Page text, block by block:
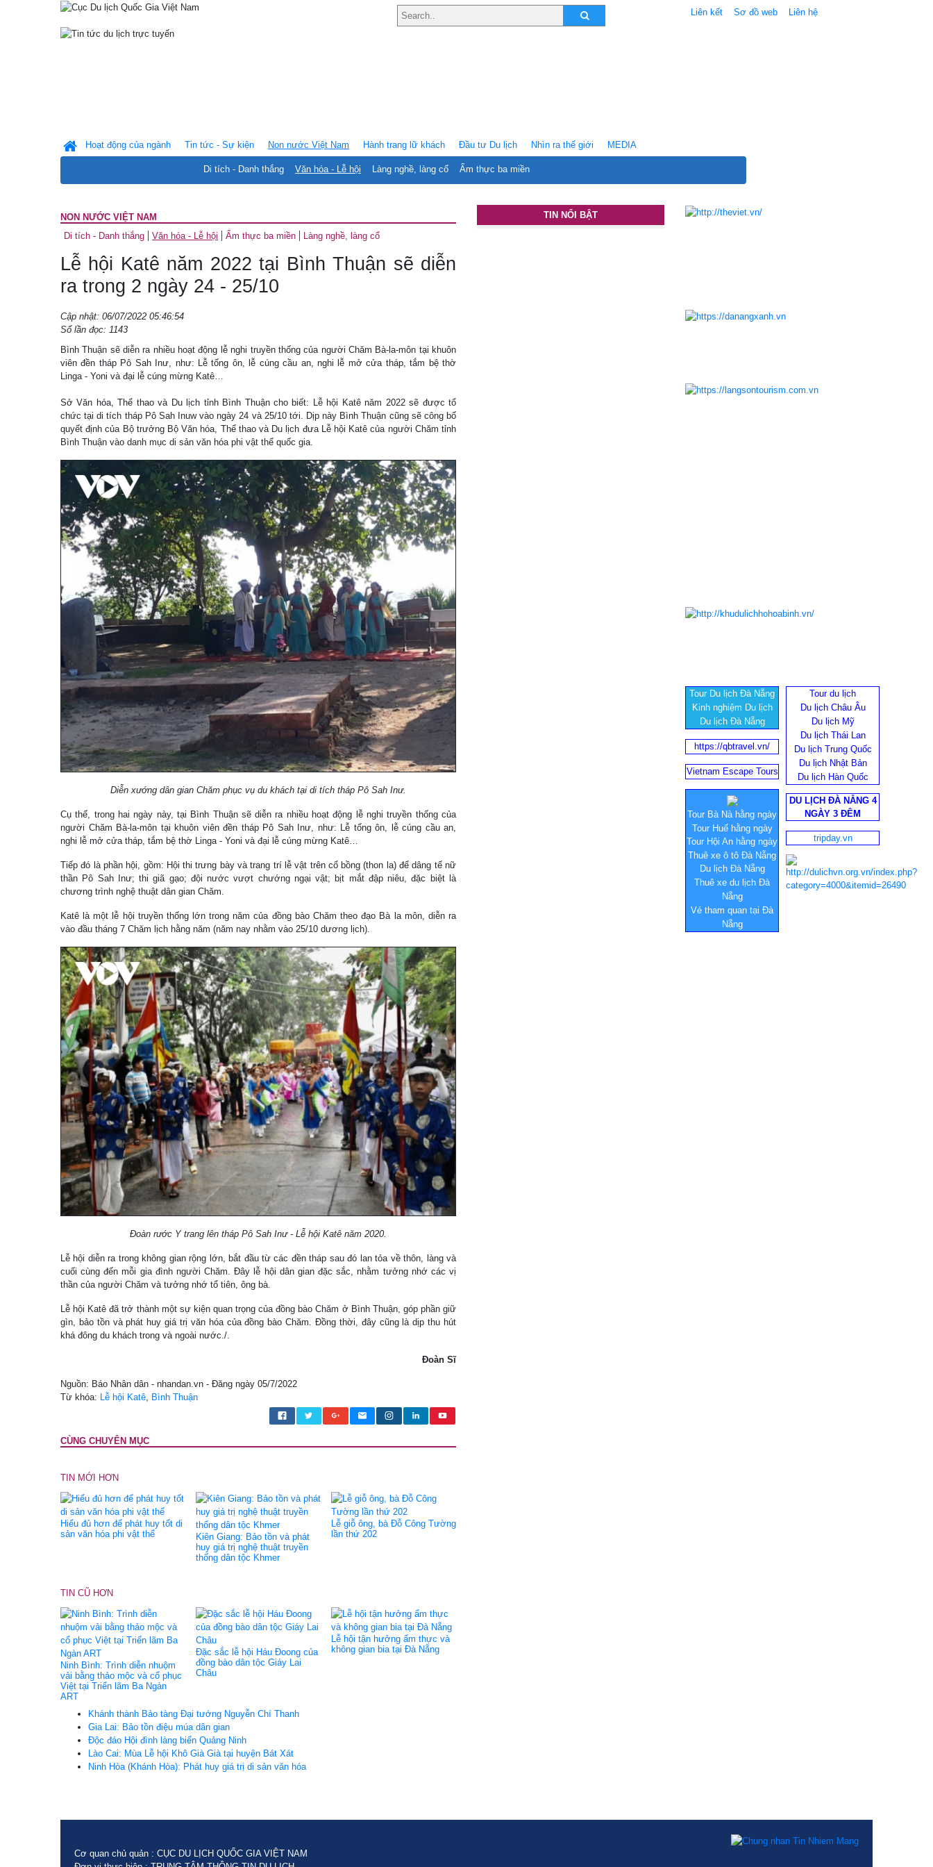
Liên kết Sơ đồ web Liên hệ
Hoạt động của ngành Tin tức - Sự kiện Non nước Việt Nam
Di tích - Danh thắng Văn hóa - Lễ hội Làng nghề, làng cổ Ẩm thực ba miền
Hành trang lữ khách Ðầu tư Du lịch Nhìn ra thế giới MEDIA
NON NƯỚC VIỆT NAM
Di tích - Danh thắng
Văn hóa - Lễ hội Ẩm thực ba miền Làng nghề, làng cổ
Lễ hội Katê năm 2022 tại Bình Thuận sẽ diễn
ra trong 2 ngày 24 - 25/10
Cập nhật: 06/07/2022 05:46:54
Số lần đọc: 1143
Bình Thuận sẽ diễn ra nhiều hoạt động lễ nghi truyền thống của người Chăm Bà-la-môn tại khuôn
viên đền tháp Pô Sah Inư, như: Lễ tống ôn, lễ cúng cầu an, nghi lễ mở cửa tháp, tắm bệ thờ
Linga - Yoni và đại lễ cúng mừng Katê…
Sở Văn hóa, Thể thao và Du lịch tỉnh Bình Thuận cho biết: Lễ hội Katê năm 2022 sẽ được tổ
chức tại di tích tháp Pô Sah Inuw vào ngày 24 và 25/10 tới. Dịp này Bình Thuận cũng sẽ công bố
quyết định của Bộ trưởng Bộ Văn hóa, Thể thao và Du lịch đưa Lễ hội Katê của người Chăm tỉnh
Bình Thuận vào danh mục di sản văn hóa phi vật thể quốc gia.
Diễn xướng dân gian Chăm phục vụ du khách tại di tích tháp Pô Sah Inư.
Cụ thể, trong hai ngày này, tại Bình Thuận sẽ diễn ra nhiều hoạt động lễ nghi truyền thống của
người Chăm Bà-la-môn tại khuôn viên đền tháp Pô Sah Inư, như: Lễ tống ôn, lễ cúng cầu an,
nghi lễ mở cửa tháp, tắm bệ thờ Linga - Yoni và đại lễ cúng mừng Katê…
Tiếp đó là phần hội, gồm: Hội thi trưng bày và trang trí lễ vật trên cổ bồng (thon la) để dâng tế nữ
thần Pô Sah Inư; thi giã gạo; đội nước vượt chướng ngại vật; bịt mắt đập niêu, đặc biệt là
chương trình nghệ thuật dân gian Chăm.
Katê là một lễ hội truyền thống lớn trong năm của đồng bào Chăm theo đạo Bà la môn, diễn ra
vào đầu tháng 7 Chăm lịch hằng năm (năm nay nhằm vào 25/10 dương lịch).
Đoàn rước Y trang lên tháp Pô Sah Inư - Lễ hội Katê năm 2020.
Lễ hội diễn ra trong không gian rộng lớn, bắt đầu từ các đền tháp sau đó lan tỏa về thôn, làng và
cuối cùng đến mỗi gia đình người Chăm. Đây lễ hội dân gian đặc sắc, nhằm tưởng nhớ các vị
thần của người Chăm và tưởng nhớ tổ tiên, ông bà.
Lễ hội Katê đã trở thành một sự kiện quan trọng của đồng bào Chăm ở Bình Thuận, góp phần giữ
gìn, bảo tồn và phát huy giá trị văn hóa của đồng bào Chăm. Đồng thời, đây cũng là dịp thu hút
khá đông du khách trong và ngoài nước./.
Đoàn Sĩ
Nguồn: Báo Nhân dân - nhandan.vn - Đăng ngày 05/7/2022
Từ khóa: Lễ hội Katê, Bình Thuận
CÙNG CHUYÊN MỤC
TIN MỚI HƠN
Hiểu đủ hơn để phát huy tốt di
sản văn hóa phi vật thể
Kiên Giang: Bảo tồn và phát
huy giá trị nghệ thuật truyền
thống dân tộc Khmer
Lễ giỗ ông, bà Đỗ Công Tường
lần thứ 202
TIN CŨ HƠN
Ninh Bình: Trình diễn nhuộm
vải bằng thảo mộc và cổ phục
Việt tại Triển lãm Ba Ngàn
ART
Đặc sắc lễ hội Háu Đoong của
đồng bào dân tộc Giáy Lai
Châu
Lễ hội tận hưởng ẩm thực và
không gian bia tại Đà Nẵng
Khánh thành Bảo tàng Đại tướng Nguyễn Chí Thanh
Gia Lai: Bảo tồn điệu múa dân gian
Độc đáo Hội đình làng biển Quảng Ninh
Lào Cai: Mùa Lễ hội Khô Già Già tại huyện Bát Xát
Ninh Hòa (Khánh Hòa): Phát huy giá trị di sản văn hóa
TIN NỔI BẬT
Tour Du lịch Đà Nẵng
Kinh nghiệm Du lịch
Du lịch Đà Nẵng
Tour du lịch
Du lịch Châu Âu
Du lịch Mỹ
Du lịch Thái Lan
Du lịch Trung Quốc
Du lịch Nhật Bản
Du lịch Hàn Quốc
https://qbtravel.vn/
Vietnam Escape Tours
Tour Bà Nà hằng ngày
Tour Huế hằng ngày
Tour Hội An hằng ngày
Thuê xe ô tô Đà Nẵng
Du lịch Đà Nẵng
Thuê xe du lịch Đà
Nẵng
Vé tham quan tại Đà
Nẵng
DU LỊCH ĐÀ NẴNG 4
NGÀY 3 ĐÊM
tripday.vn
Cơ quan chủ quản : CỤC DU LỊCH QUỐC GIA VIỆT NAM